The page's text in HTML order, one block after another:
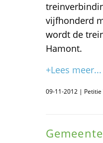
vijfhonderd
wordt de
Hamont.
+Lees meer...
09-11-2012 | Petitie